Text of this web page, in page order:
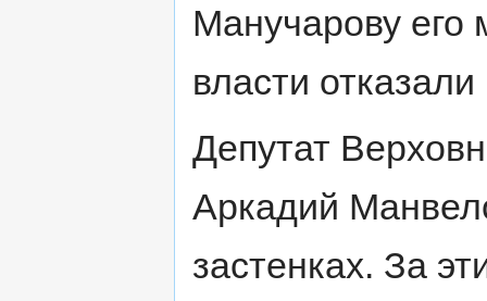
Манучарову его
власти
Депутат
Аркадий
застенках. За